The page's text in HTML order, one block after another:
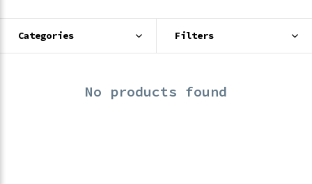
Categories Filters
No products found